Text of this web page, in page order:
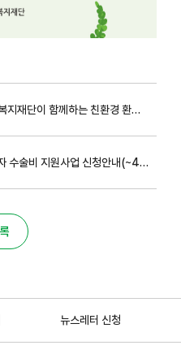
[모집] 롯데정밀화학과 밀알복지재단이 함께하는 친환경 환경개선 아이디어 공모전 모집(~4/30)
[마감] 2024년 고도비만환자 수술비 지원사업 신청안내(~4/19)
뉴스레터 신청